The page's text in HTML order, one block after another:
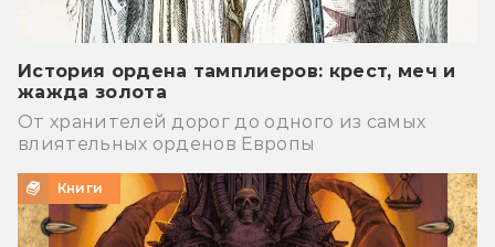
История ордена тамплиеров: крест, меч и
жажда золота
От хранителей дорог до одного из самых
влиятельных орденов Европы
Книги